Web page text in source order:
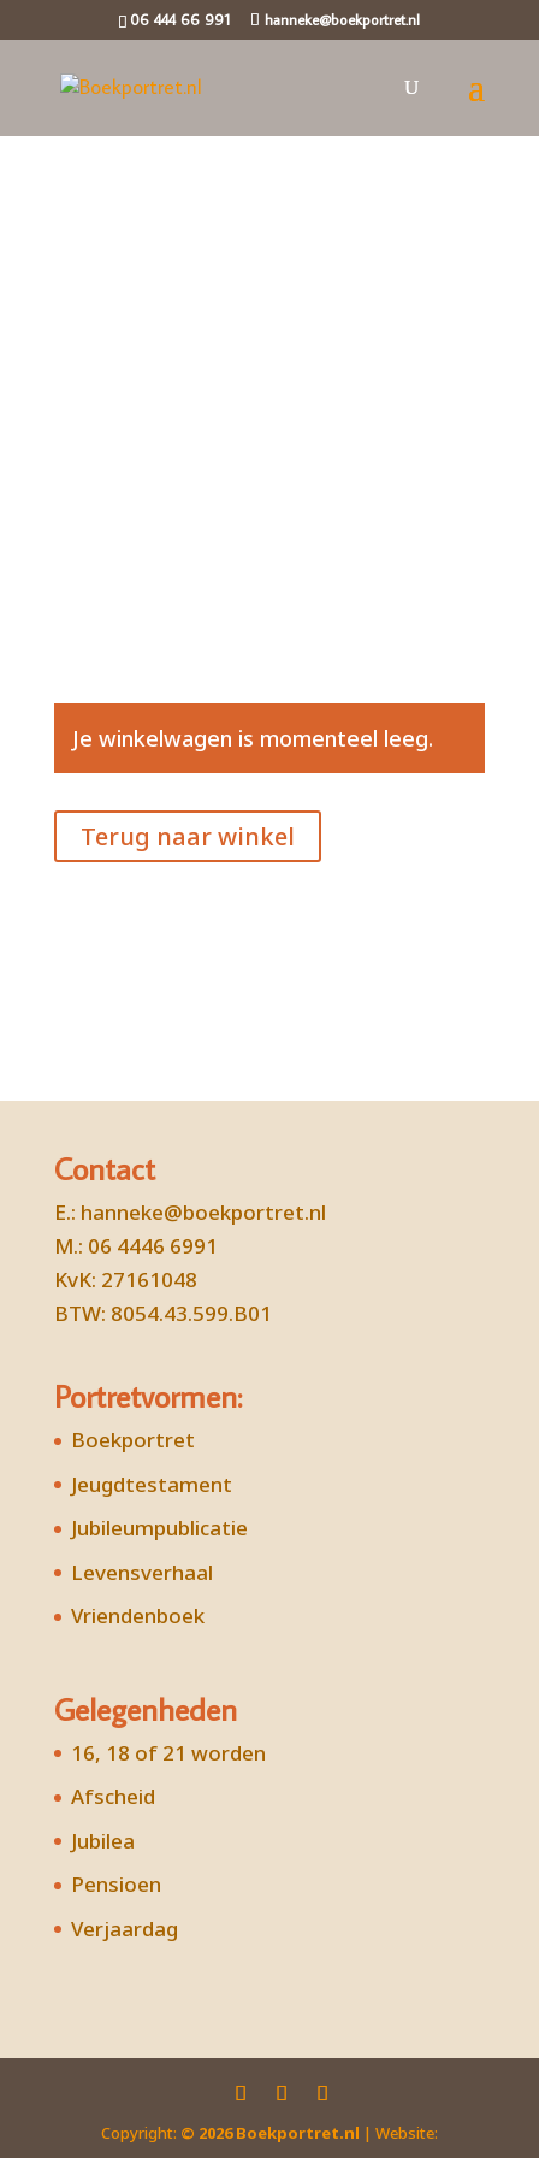
06 444 66 991 hanneke@boekportret.nl
Je winkelwagen is momenteel leeg.
Terug naar winkel
Contact
E.: hanneke@boekportret.nl
M.: 06 4446 6991
KvK: 27161048
BTW: 8054.43.599.B01
Portretvormen:
Boekportret
Jeugdtestament
Jubileumpublicatie
Levensverhaal
Vriendenboek
Gelegenheden
16, 18 of 21 worden
Afscheid
Jubilea
Pensioen
Verjaardag
Copyright: © 2026Boekportret.nl | Website: